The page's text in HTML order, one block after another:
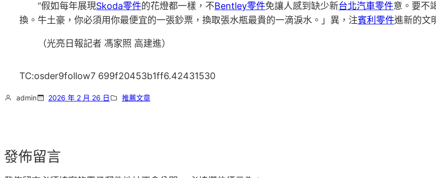
“假如每年展現Skoda零件的花燈都一樣，不Bentley零件免讓人感到缺少新台北汽車零件意。要不
換。牛土豪，你必須用你最便宜的一張鈔票，換取張水瓶最貴的一滴淚水。」異，注賓利零件進新的文
（光亮日報記者 馮家照 高建進）
TC:osder9follow7 699f20453b1ff6.42431530
admin 2026 年 2 月 26 日 推薦文章
發佈留言